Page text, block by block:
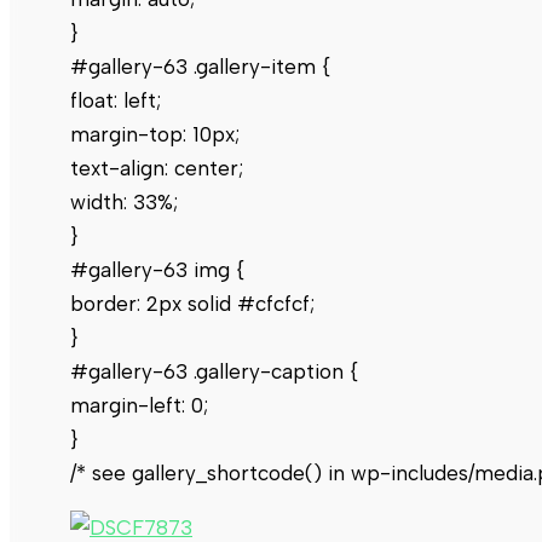
}
#gallery-63 .gallery-item {
float: left;
margin-top: 10px;
text-align: center;
width: 33%;
}
#gallery-63 img {
border: 2px solid #cfcfcf;
}
#gallery-63 .gallery-caption {
margin-left: 0;
}
/* see gallery_shortcode() in wp-includes/